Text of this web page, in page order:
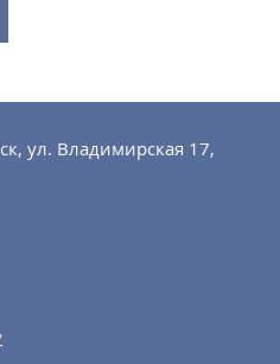
ул. Владимирская 17,